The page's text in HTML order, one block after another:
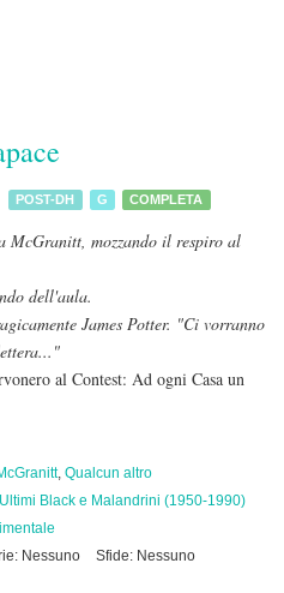
POST-DH G COMPLETA
McGranitt, mozzando il respiro al
dell'aula.
James Potter. "Ci vorranno
al Contest: Ad ogni Casa un
, Qualcun altro
Ultimi Black e Malandrini (1950-1990)
Nessuno
Sfide: Nessuno